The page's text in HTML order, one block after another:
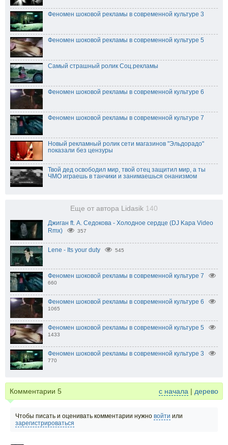
Феномен шоковой рекламы в современной культуре 3
Феномен шоковой рекламы в современной культуре 5
Самый страшный ролик Соц.рекламы
Феномен шоковой рекламы в современной культуре 6
Феномен шоковой рекламы в современной культуре 7
Новый рекламный ролик сети магазинов "Эльдорадо"
показали без цензуры
Твой дед освободил мир, твой отец защитил мир, а ты
ЧМО играешь в танчики и занимаешься онанизмом
Еще от автора Lidasik 140
Джиган ft. А. Седокова - Холодное сердце (DJ Kapa Video
Rmx)
357
Lene - Its your duty 545
Феномен шоковой рекламы в современной культуре 7
660
Феномен шоковой рекламы в современной культуре 6
1065
Феномен шоковой рекламы в современной культуре 5
1433
Феномен шоковой рекламы в современной культуре 3
770
Комментарии 5 с начала | дерево
Чтобы писать и оценивать комментарии нужно войти или
зарегистрироваться